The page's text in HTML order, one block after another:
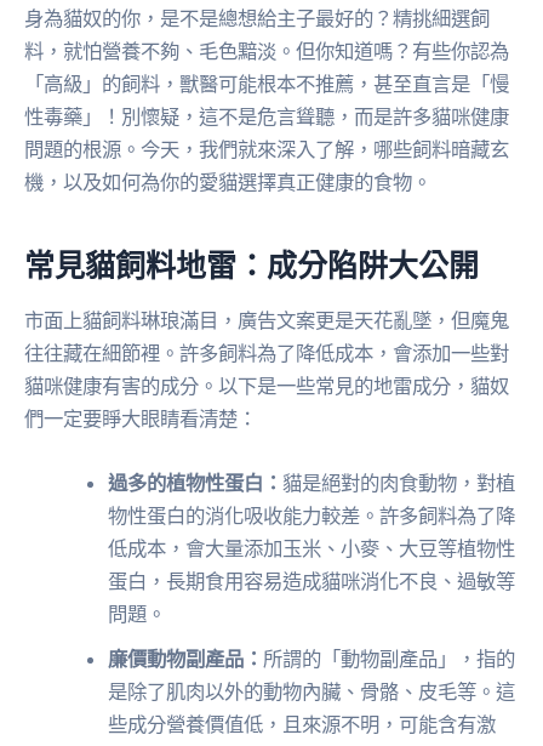
身為貓奴的你，是不是總想給主子最好的？精挑細選飼
料，就怕營養不夠、毛色黯淡。但你知道嗎？有些你認為
「高級」的飼料，獸醫可能根本不推薦，甚至直言是「慢
性毒藥」！別懷疑，這不是危言聳聽，而是許多貓咪健康
問題的根源。今天，我們就來深入了解，哪些飼料暗藏玄
機，以及如何為你的愛貓選擇真正健康的食物。
常見貓飼料地雷：成分陷阱大公開
市面上貓飼料琳琅滿目，廣告文案更是天花亂墜，但魔鬼
往往藏在細節裡。許多飼料為了降低成本，會添加一些對
貓咪健康有害的成分。以下是一些常見的地雷成分，貓奴
們一定要睜大眼睛看清楚：
過多的植物性蛋白：貓是絕對的肉食動物，對植
物性蛋白的消化吸收能力較差。許多飼料為了降
低成本，會大量添加玉米、小麥、大豆等植物性
蛋白，長期食用容易造成貓咪消化不良、過敏等
問題。
廉價動物副產品： 所謂的「動物副產品」，指的
是除了肌肉以外的動物內臟、骨骼、皮毛等。這
些成分營養價值低，且來源不明，可能含有激